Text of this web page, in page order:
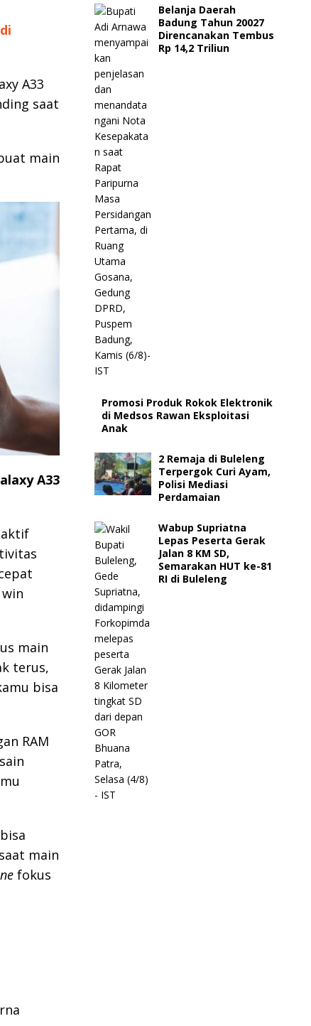
A33
saat
main
A33
aktif
main
terus,
bisa
RAM
main
fokus
Belanja Daerah
Badung Tahun 20027
Direncanakan Tembus
Rp 14,2 Triliun
Promosi Produk Rokok Elektronik
di Medsos Rawan Eksploitasi
Anak
2 Remaja di Buleleng
Terpergok Curi Ayam,
Polisi Mediasi
Perdamaian
Wabup Supriatna
Lepas Peserta Gerak
Jalan 8 KM SD,
Semarakan HUT ke-81
RI di Buleleng